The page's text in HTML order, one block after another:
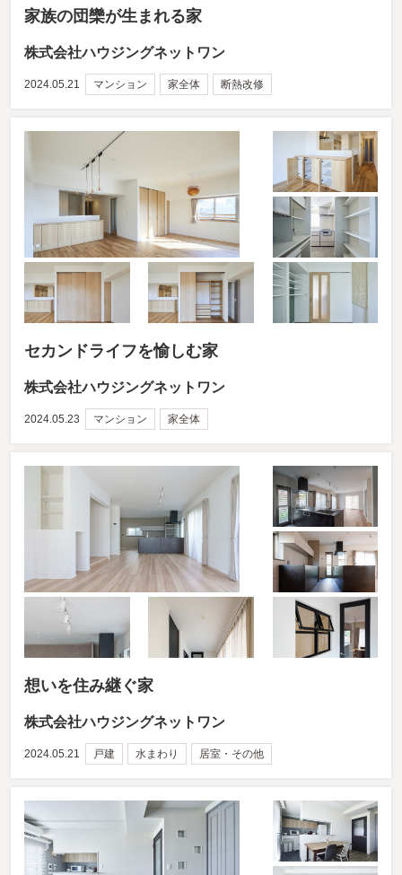
家族の団欒が生まれる家
株式会社ハウジングネットワン
2024.05.21 マンション 家全体 断熱改修
セカンドライフを愉しむ家
株式会社ハウジングネットワン
2024.05.23 マンション 家全体
想いを住み継ぐ家
株式会社ハウジングネットワン
2024.05.21 戸建 水まわり 居室・その他